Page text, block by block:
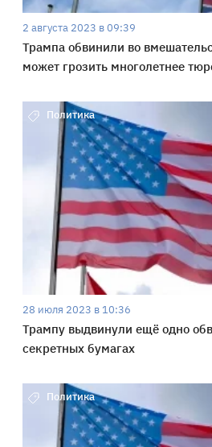
2 августа 2023 в 09:39
Трампа обвинили во
может грозить многолетнее
Политика
28 июля 2023 в 10:36
Трампу выдвинули ещё одно
секретных бумагах
Политика